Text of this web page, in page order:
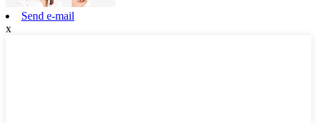
Send e-mail
x